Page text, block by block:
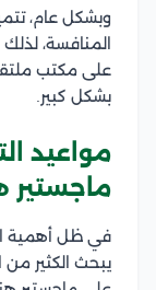
وبشكل عام،
المنافسة،
على مكتب
بشكل كبير.
مواعيد
ماجستير
في ظل أهمية
يبحث الكثير من